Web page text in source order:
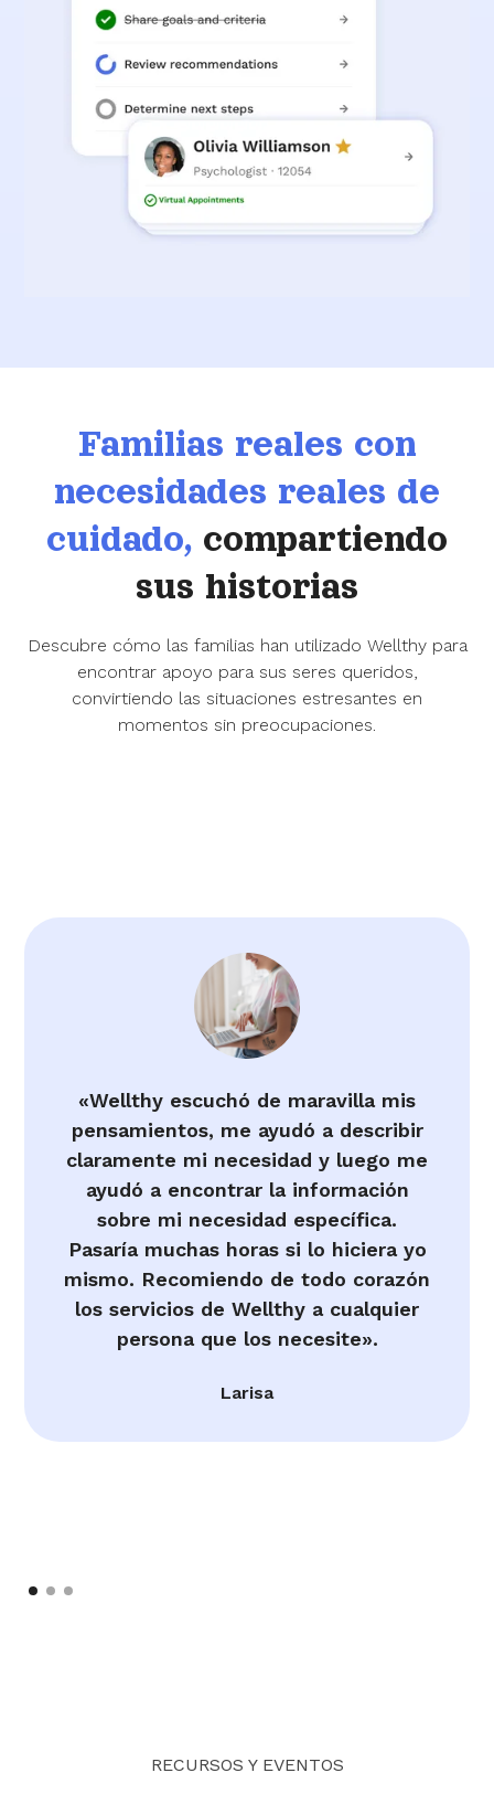
Familias reales con
necesidades reales de
cuidado, compartiendo
sus historias
Descubre cómo las familias han utilizado Wellthy para
encontrar apoyo para sus seres queridos,
convirtiendo las situaciones estresantes en
momentos sin preocupaciones.
«Wellthy escuchó de maravilla mis
pensamientos, me ayudó a describir
claramente mi necesidad y luego me
ayudó a encontrar la información
sobre mi necesidad específica.
Pasaría muchas horas si lo hiciera yo
mismo. Recomiendo de todo corazón
los servicios de Wellthy a cualquier
persona que los necesite».
Larisa
RECURSOS Y EVENTOS